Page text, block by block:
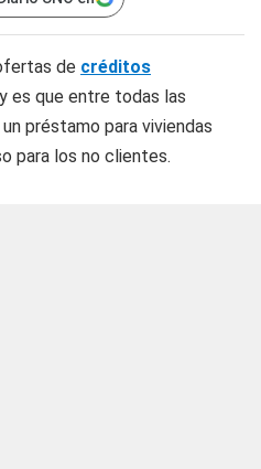
de créditos
es que entre todas las
préstamo para viviendas
para los no clientes.